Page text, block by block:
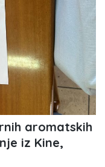
aromatskih
iz Kine,